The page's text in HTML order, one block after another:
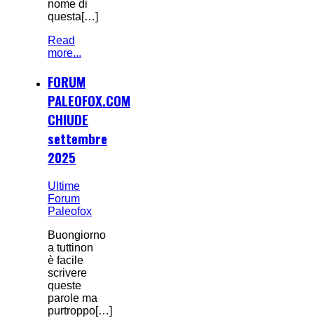
nome di
questa[…]
Read
more...
FORUM
PALEOFOX.COM
CHIUDE
settembre
2025
Ultime
Forum
Paleofox
Buongiorno
a tuttinon
è facile
scrivere
queste
parole ma
purtroppo[…]